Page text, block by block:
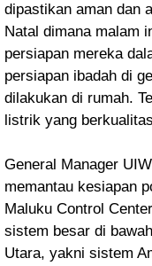
dipastikan aman dan
Natal dimana malam
persiapan mereka
persiapan ibadah di
dilakukan di rumah.
listrik yang
General Manager
memantau kesiapan
Maluku Control
sistem besar di
Utara, yakni sistem